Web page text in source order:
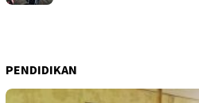
PENDIDIKAN